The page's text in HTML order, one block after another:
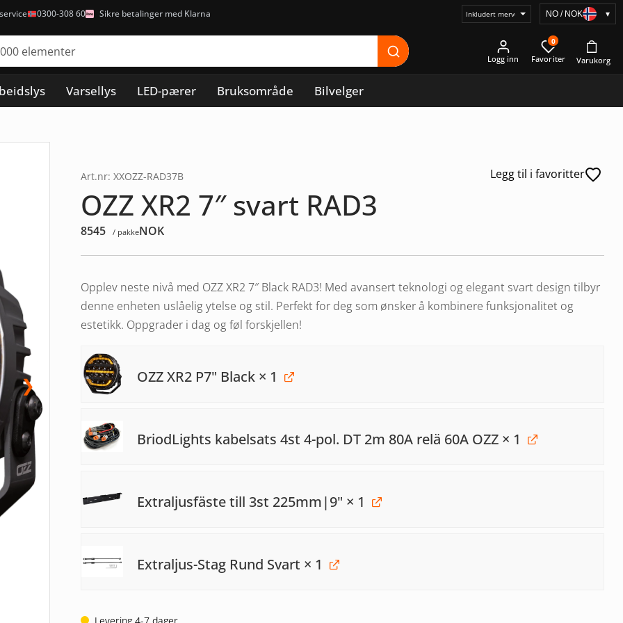
0300-308 60 Sikre betalinger med Klarna
Velg
NO / NOK ▾
Logg inn
0
Varsellys LED-pærer Bruksområde Bilvelger
❯
Legg til i favoritter
Art.nr: XXOZZ-RAD37B
OZZ XR2 7″ svart RAD3
8545 / pakkeNOK
Opplev neste nivå med OZZ XR2 7″ Black RAD3! Med avansert teknologi og elegant svart design tilbyr
denne enheten uslåelig ytelse og stil. Perfekt for deg som ønsker å kombinere funksjonalitet og
estetikk. Oppgrader i dag og føl forskjellen!
OZZ XR2 P7" Black × 1
BriodLights kabelsats 4st 4-pol. DT 2m 80A relä 60A OZZ × 1
Extraljusfäste till 3st 225mm|9" × 1
Extraljus-Stag Rund Svart × 1